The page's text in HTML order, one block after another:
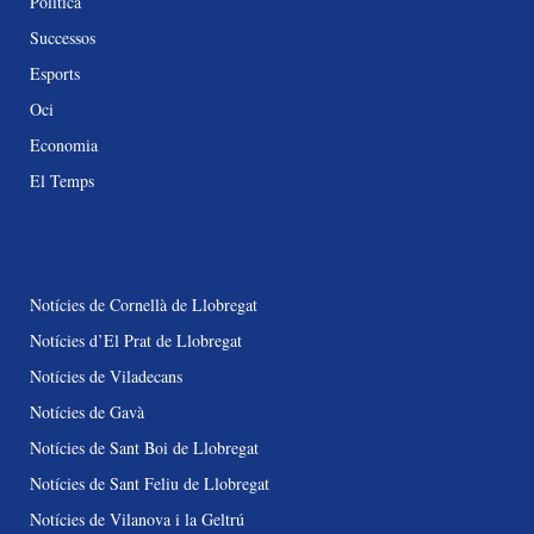
Successos
Esports
Oci
Economia
El Temps
Notícies de Cornellà de Llobregat
Notícies d’El Prat de Llobregat
Notícies de Viladecans
Notícies de Gavà
Notícies de Sant Boi de Llobregat
Notícies de Sant Feliu de Llobregat
Notícies de Vilanova i la Geltrú